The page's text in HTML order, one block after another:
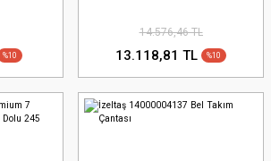
%10
14.576,46 TL
13.118,81 TL %10